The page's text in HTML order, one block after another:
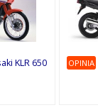
KLR 650
OPINIA